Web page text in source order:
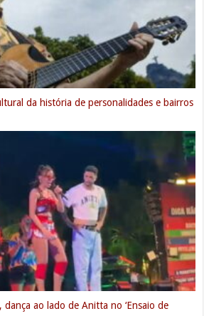
como atração na “Festa de Janeiro” em
o parabeniza pelos seus 101 anos de